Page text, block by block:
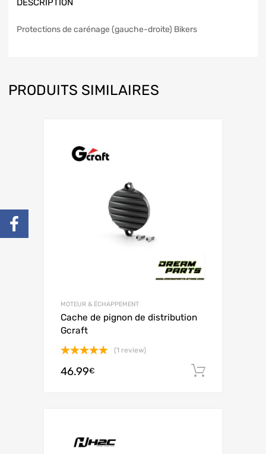
DESCRIPTION
Protections de carénage (gauche-droite) Bikers
PRODUITS SIMILAIRES
MOTEUR & ÉCHAPPEMENT
Cache de pignon de distribution
Gcraft
sur 5
(1 review)
46.99€